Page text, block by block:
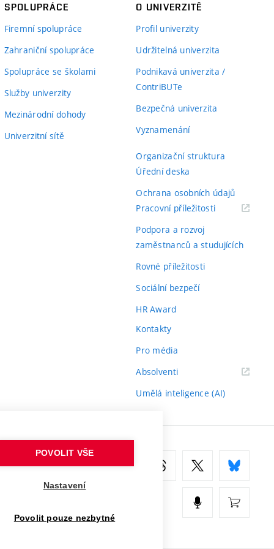
SPOLUPRÁCE
Firemní spolupráce
Zahraniční spolupráce
Spolupráce se školami
Služby univerzity
Mezinárodní dohody
Univerzitní sítě
O UNIVERZITĚ
Profil univerzity
Udržitelná univerzita
Podnikavá univerzita /
ContriBUTe
Bezpečná univerzita
Vyznamenání
Organizační struktura
Úřední deska
Ochrana osobních údajů
Pracovní příležitosti(externí
Podpora a rozvoj
zaměstnanců a studujících
Rovné příležitosti
Sociální bezpečí
HR Award
Kontakty
Pro média
Absolventi(externí
Umělá inteligence (AI)
POVOLIT VŠE
Nastavení
Povolit pouze nezbytné